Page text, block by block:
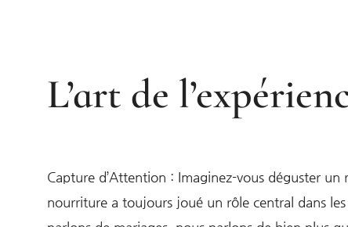
L’art de
Capture d’Attention : Imaginez-vous déguster un
nourriture a toujours joué un rôle central dans